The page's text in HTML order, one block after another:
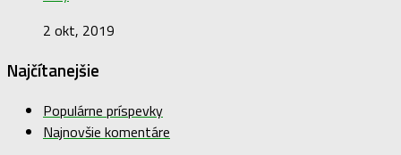
2 okt, 2019
Najčítanejšie
Populárne príspevky
Najnovšie komentáre